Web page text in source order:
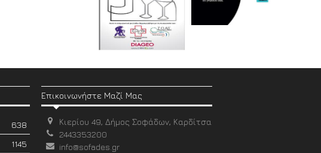
638
1145
Επικοινωνήστε Μαζί Μας
Κιερίου 49, Δήμος Σοφάδων, Καρδίτσα
2443353200
info@sofades.gr